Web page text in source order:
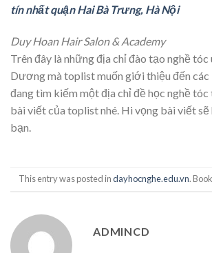
tín nhất quận Hai Bà Trưng, Hà Nội
Duy Hoan Hair Salon & Academy
Trên đây là những địa chỉ đào tạo nghề
Dương mà toplist muốn giới thiệu đến các
đang tìm kiếm một địa chỉ đề học nghề tóc
bài viết của toplist nhé. Hi vọng bài viết
bạn.
This entry was posted indayhocnghe.edu.vn.
ADMINCD